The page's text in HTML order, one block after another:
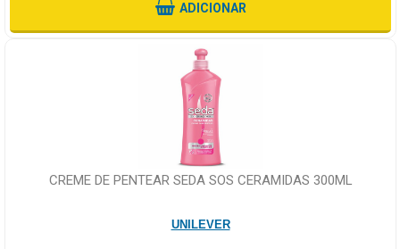
ADICIONAR
CREME DE PENTEAR SEDA SOS CERAMIDAS 300ML
UNILEVER